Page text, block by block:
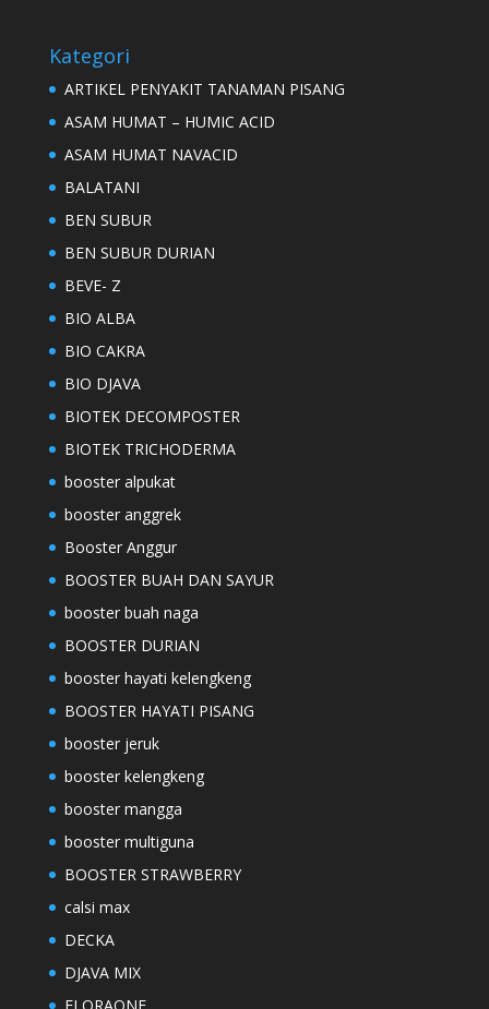
Kategori
ARTIKEL PENYAKIT TANAMAN PISANG
ASAM HUMAT – HUMIC ACID
ASAM HUMAT NAVACID
BALATANI
BEN SUBUR
BEN SUBUR DURIAN
BEVE- Z
BIO ALBA
BIO CAKRA
BIO DJAVA
BIOTEK DECOMPOSTER
BIOTEK TRICHODERMA
booster alpukat
booster anggrek
Booster Anggur
BOOSTER BUAH DAN SAYUR
booster buah naga
BOOSTER DURIAN
booster hayati kelengkeng
BOOSTER HAYATI PISANG
booster jeruk
booster kelengkeng
booster mangga
booster multiguna
BOOSTER STRAWBERRY
calsi max
DECKA
DJAVA MIX